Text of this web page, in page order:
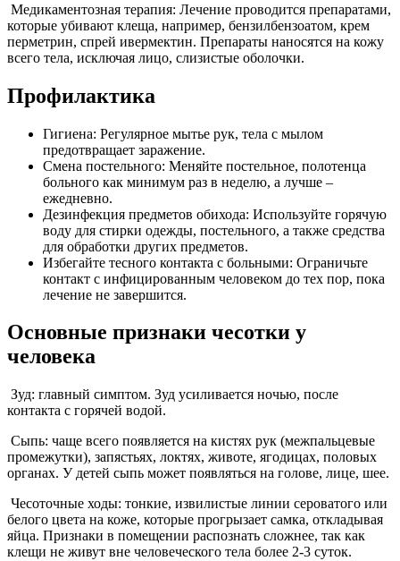
Медикаментозная терапия: Лечение проводится препаратами,
которые убивают клеща, например, бензилбензоатом, крем
перметрин, спрей ивермектин. Препараты наносятся на кожу
всего тела, исключая лицо, слизистые оболочки.
Профилактика
Гигиена: Регулярное мытье рук, тела с мылом
предотвращает заражение.
Смена постельного: Меняйте постельное, полотенца
больного как минимум раз в неделю, а лучше –
ежедневно.
Дезинфекция предметов обихода: Используйте горячую
воду для стирки одежды, постельного, а также средства
для обработки других предметов.
Избегайте тесного контакта с больными: Ограничьте
контакт с инфицированным человеком до тех пор, пока
лечение не завершится.
Основные признаки чесотки у
человека
Зуд: главный симптом. Зуд усиливается ночью, после
контакта с горячей водой.
Сыпь: чаще всего появляется на кистях рук (межпальцевые
промежутки), запястьях, локтях, животе, ягодицах, половых
органах. У детей сыпь может появляться на голове, лице, шее.
Чесоточные ходы: тонкие, извилистые линии сероватого или
белого цвета на коже, которые прогрызает самка, откладывая
яйца. Признаки в помещении распознать сложнее, так как
клещи не живут вне человеческого тела более 2-3 суток.